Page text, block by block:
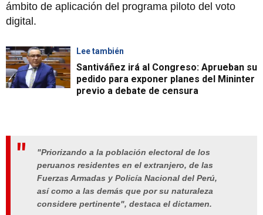
ámbito de aplicación del programa piloto del voto
digital.
Lee también
Santiváñez irá al Congreso: Aprueban su
pedido para exponer planes del Mininter
previo a debate de censura
"Priorizando a la población electoral de los
peruanos residentes en el extranjero, de las
Fuerzas Armadas y Policía Nacional del Perú,
así como a las demás que por su naturaleza
considere pertinente", destaca el dictamen.